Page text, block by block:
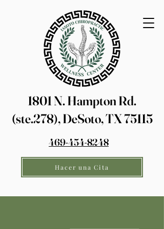
1801 N. Hampton Rd.
(ste.278), DeSoto, TX 75115
469-454-8248
Hacer una Cita